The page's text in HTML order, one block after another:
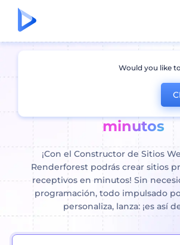
Crear página web
un sitio web
minutos
¡Con el Constructor de Sitios
Renderforest podrás crear sitios
receptivos en minutos! Sin
programación, todo impulsado
personaliza, lanza: ¡es así
Would you like